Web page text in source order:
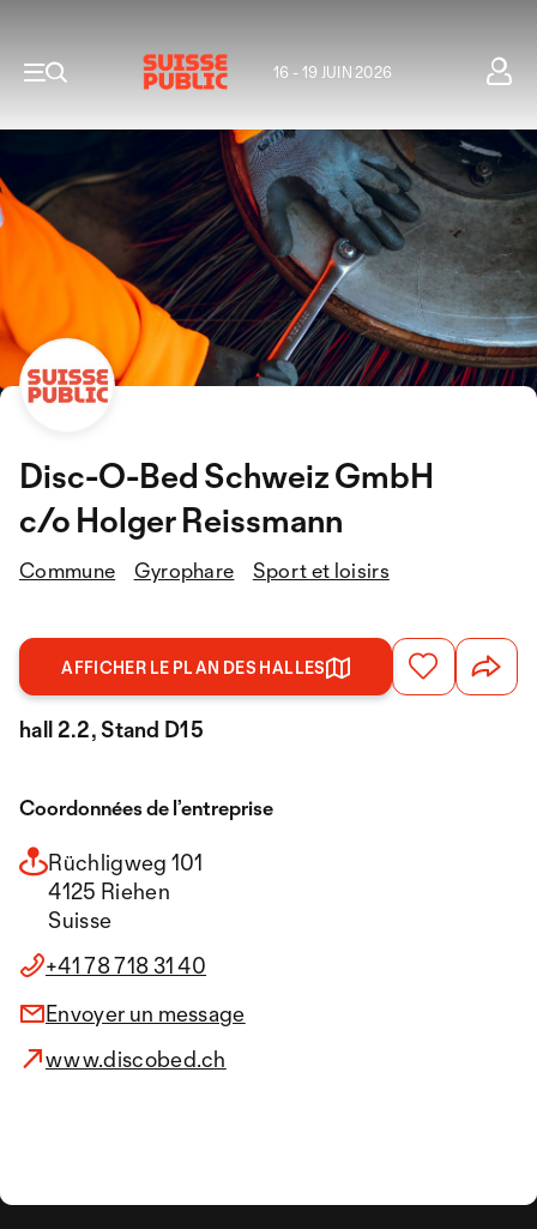
16 - 19 JUIN 2026
Disc-O-Bed Schweiz GmbH
c/o Holger Reissmann
Commune Gyrophare Sport et loisirs
AFFICHER LE PLAN DES HALLES
hall 2.2, Stand D15
Coordonnées de l’entreprise
Rüchligweg 101
4125 Riehen
Suisse
+41 78 718 31 40
Envoyer un message
www.discobed.ch